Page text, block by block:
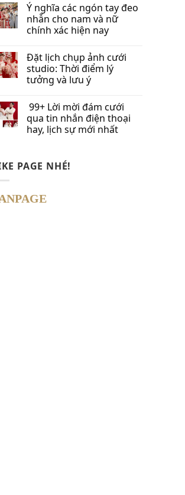
Ý nghĩa các ngón tay đeo
nhẫn cho nam và nữ
chính xác hiện nay
Đặt lịch chụp ảnh cưới
studio: Thời điểm lý
tưởng và lưu ý
99+ Lời mời đám cưới
qua tin nhắn​ điện thoại
hay, lịch sự mới nhất
PAGE NHÉ!